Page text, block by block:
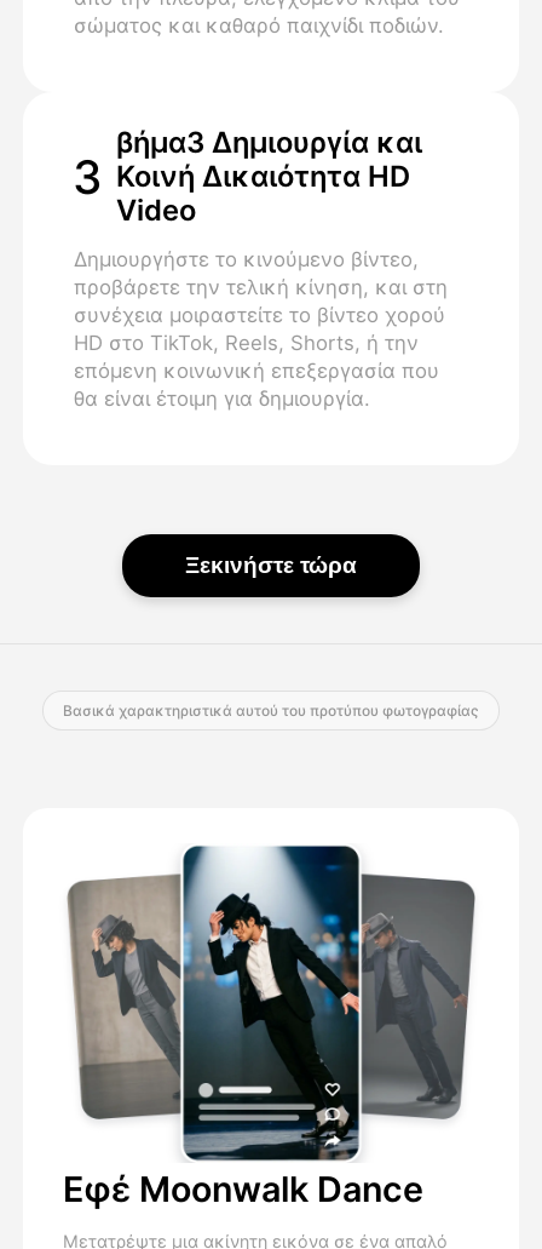
σώματος και καθαρό παιχνίδι ποδιών.
3
βήμα3 Δημιουργία και
Κοινή Δικαιότητα HD
Video
Δημιουργήστε το κινούμενο βίντεο,
προβάρετε την τελική κίνηση, και στη
συνέχεια μοιραστείτε το βίντεο χορού
HD στο TikTok, Reels, Shorts, ή την
επόμενη κοινωνική επεξεργασία που
θα είναι έτοιμη για δημιουργία.
Ξεκινήστε τώρα
Βασικά χαρακτηριστικά αυτού του προτύπου φωτογραφίας
Εφέ Moonwalk Dance
Μετατρέψτε μια ακίνητη εικόνα σε ένα απαλό